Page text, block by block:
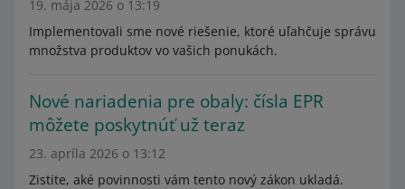
19. mája 2026 o 13:19
Implementovali sme nové riešenie, ktoré uľahčuje správu
množstva produktov vo vašich ponukách.
Nové nariadenia pre obaly: čísla EPR
môžete poskytnúť už teraz
23. apríla 2026 o 13:12
Zistite, aké povinnosti vám tento nový zákon ukladá.